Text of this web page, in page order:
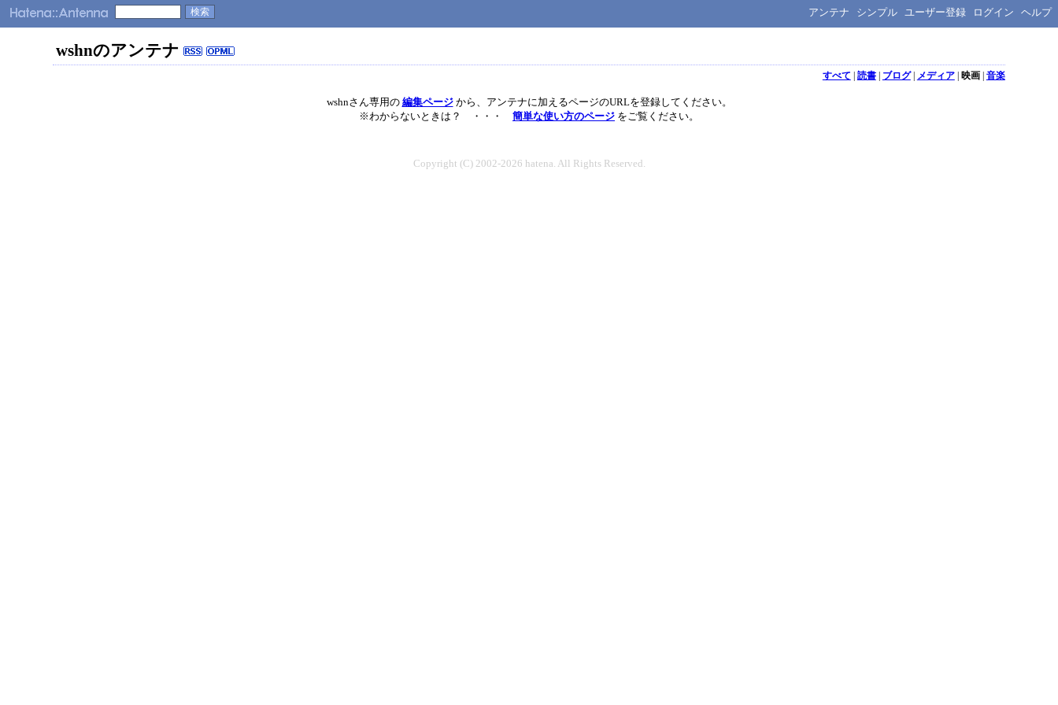
アンテナ シンプル ユーザー登録 ログイン ヘルプ
wshnのアンテナ
すべて | 読書| ブログ| メディア| 映画| 音楽
wshnさん専用の 編集ページから、アンテナに加えるページのURLを登録してください。
※わからないときは？ ・・・ 簡単な使い方のページ をご覧ください。
Copyright (C) 2002-2026 hatena. All Rights Reserved.